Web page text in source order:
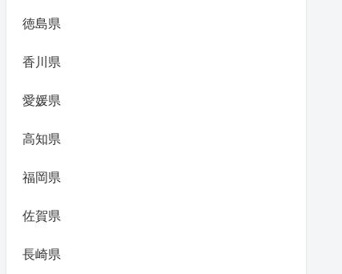
徳島県
香川県
愛媛県
高知県
福岡県
佐賀県
長崎県